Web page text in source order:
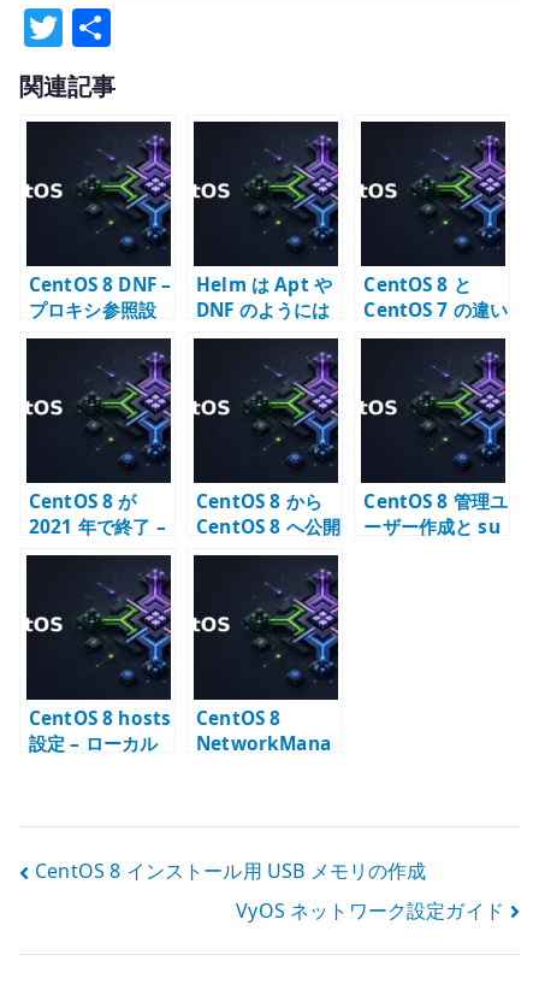
T
w
it
te
r
有
関連記事
CentOS 8 DNF –
プロキシ参照設
定
Helm は Apt や
DNF のようには
ならない
CentOS 8 と
CentOS 7 の違い
– 移行期に確認す
CentOS 8 が
2021 年で終了 –
CentOS Stream
への転換点
CentOS 8 から
CentOS 8 へ公開
鍵認証で SSH 接
CentOS 8 管理ユ
ーザー作成と su
CentOS 8 hosts
設定 – ローカル
CentOS 8
NetworkMana
投
CentOS 8 インストール用 USB メモリの作成
VyOS ネットワーク設定ガイド